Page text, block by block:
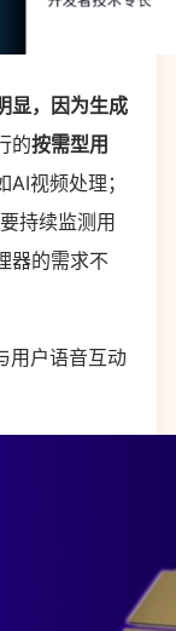
显，因为生成
的按需型用
AI视频处理；
持续监测用
器的需求不
用户语音互动